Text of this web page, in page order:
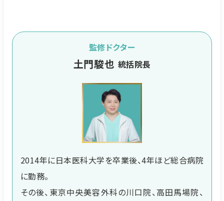
監修ドクター
土門駿也 統括院長
2014年に日本医科大学を卒業後、4年ほど総合病院
に勤務。
その後、東京中央美容外科の川口院、高田馬場院、